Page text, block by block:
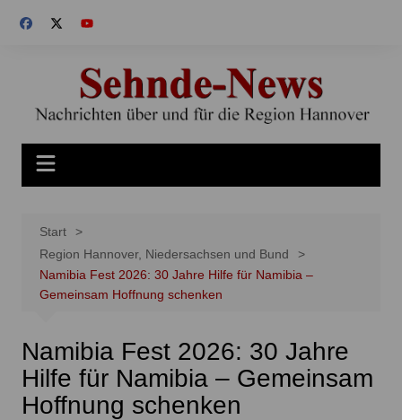
Inhalt
Start
Region Hannover, Niedersachsen und Bund
Namibia Fest 2026: 30 Jahre Hilfe für Namibia –
Gemeinsam Hoffnung schenken
Namibia Fest 2026: 30 Jahre
Hilfe für Namibia – Gemeinsam
Hoffnung schenken